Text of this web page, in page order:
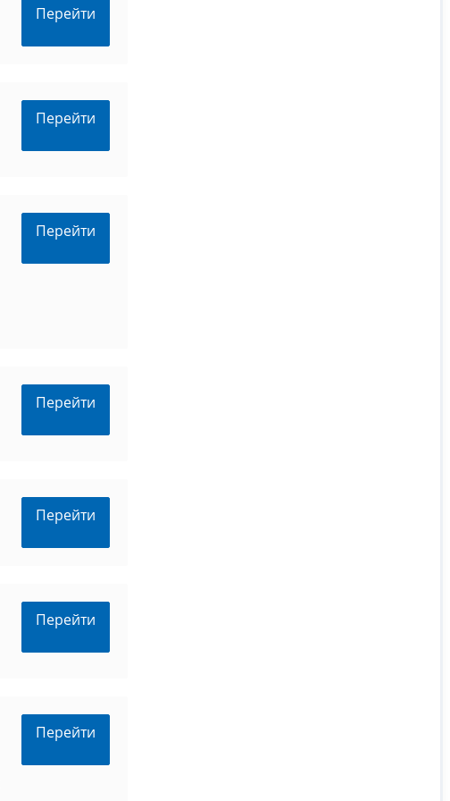
Перейти
Перейти
Перейти
Перейти
Перейти
Перейти
Перейти